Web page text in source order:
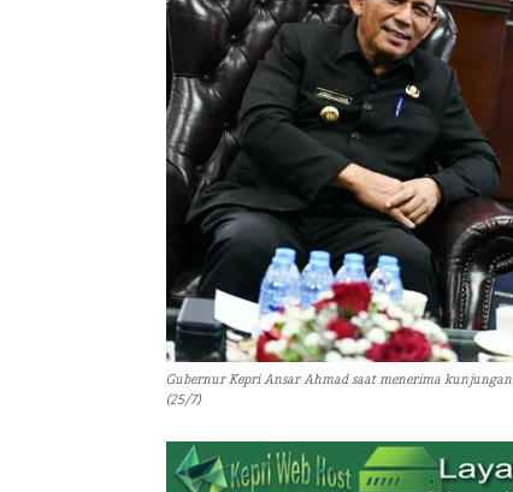
Gubernur Kepri Ansar Ahmad saat menerima
(25/7)